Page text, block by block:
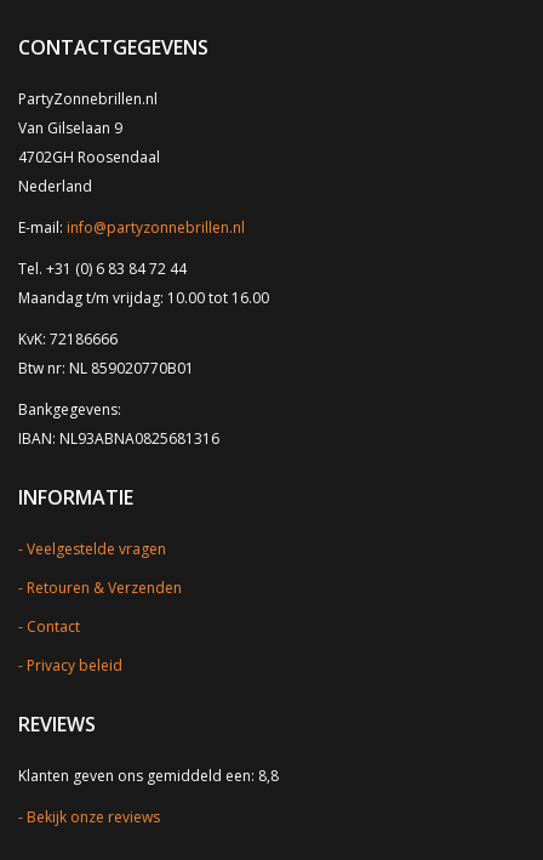
CONTACTGEGEVENS
PartyZonnebrillen.nl
Van Gilselaan 9
4702GH Roosendaal
Nederland
E-mail: info@partyzonnebrillen.nl
Tel. +31 (0) 6 83 84 72 44
Maandag t/m vrijdag: 10.00 tot 16.00
KvK: 72186666
Btw nr: NL 859020770B01
Bankgegevens:
IBAN: NL93ABNA0825681316
INFORMATIE
Veelgestelde vragen
Retouren & Verzenden
Contact
Privacy beleid
REVIEWS
Klanten geven ons gemiddeld een: 8,8
Bekijk onze reviews